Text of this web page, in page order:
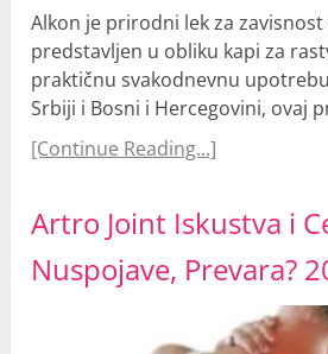
Alkon je prirodni lek za
predstavljen u obliku kapi za
praktičnu svakodnevnu
Srbiji i Bosni i Hercegovini, ovaj
[Continue Reading...]
Artro Joint Iskustva i
Nuspojave, Prevara?